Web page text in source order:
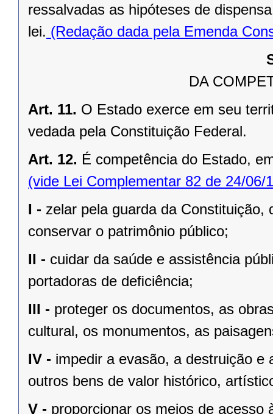
ressalvadas as hipóteses de
lei. (Redação dada pela Emenda
DA
Art. 11. O Estado exerce em seu
vedada pela Constituição Federal.
Art. 12. É competência do Estado,
(vide Lei Complementar 82 de 24/06/
I - zelar pela guarda da
conservar o patrimônio público;
II - cuidar da saúde e assistência
portadoras de deﬁciência;
III - proteger os documentos, as
cultural, os monumentos, as
IV - impedir a evasão, a destruição e
outros bens de valor histórico,
V - proporcionar os meios de acesso